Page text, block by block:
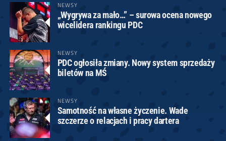
NEWSY
„Wygrywa za mało…” – surowa ocena nowego
wicelidera rankingu PDC
NEWSY
PDC ogłosiła zmiany. Nowy system sprzedaży
biletów na MŚ
NEWSY
Samotność na własne życzenie. Wade
szczerze o relacjach i pracy dartera